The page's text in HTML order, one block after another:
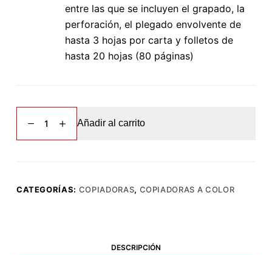
entre las que se incluyen el grapado, la
perforación, el plegado envolvente de
hasta 3 hojas por carta y folletos de
hasta 20 hojas (80 páginas)
Minolta
Bizzhub
cantidad
Añadir al carrito
CATEGORÍAS: COPIADORAS, COPIADORAS A COLOR
DESCRIPCIÓN